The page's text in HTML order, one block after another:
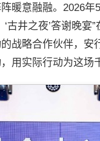
暖意融融。2026
古井之夜’答谢晚
战略合作伙伴，
用实际行动为这场